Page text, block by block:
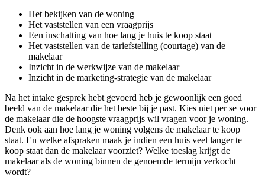
Het bekijken van de woning
Het vaststellen van een vraagprijs
Een inschatting van hoe lang je huis te koop staat
Het vaststellen van de tariefstelling (courtage) van de
makelaar
Inzicht in de werkwijze van de makelaar
Inzicht in de marketing-strategie van de makelaar
Na het intake gesprek hebt gevoerd heb je gewoonlijk een goed
beeld van de makelaar die het beste bij je past. Kies niet per se voor
de makelaar die de hoogste vraagprijs wil vragen voor je woning.
Denk ook aan hoe lang je woning volgens de makelaar te koop
staat. En welke afspraken maak je indien een huis veel langer te
koop staat dan de makelaar voorziet? Welke toeslag krijgt de
makelaar als de woning binnen de genoemde termijn verkocht
wordt?